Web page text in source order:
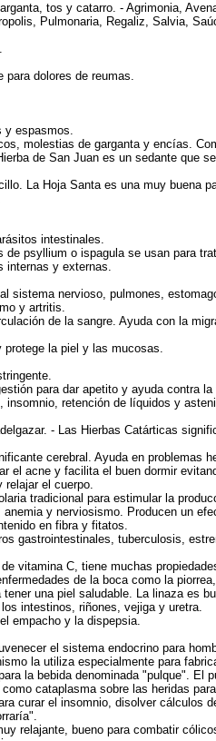
tos y catarro. - Agrimonia,
Pulmonaria, Regaliz, Salvia,
para dolores de reumas.
y espasmos.
molestias de garganta y encías.
de San Juan es un sedante que
La Hoja Santa es una muy buena
intestinales.
psyllium o ispagula se usan para
internas y externas.
sistema nervioso, pulmones,
y artritis.
de la sangre. Ayuda con la
la piel y las mucosas.
para dar apetito y ayuda contra la
insomnio, retención de líquidos y
- Las Hierbas Catárticas
cerebral. Ayuda en problemas
el acne y facilita el buen dormir
relajar el cuerpo.
tradicional para estimular la
y nerviosismo. Producen un
en fibra y fitatos.
gastrointestinales, tuberculosis,
vitamina C, tiene muchas
de la boca como la
una piel saludable. La linaza es
intestinos, riñones, vejiga y uretra.
empacho y la dispepsia.
el sistema endocrino para
la utiliza especialmente para
la bebida denominada "pulque".
cataplasma sobre las heridas
curar el insomnio, disolver
relajante, bueno para combatir